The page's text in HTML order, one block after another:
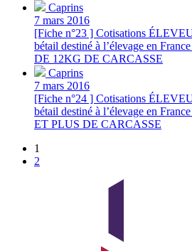
Caprins
7 mars 2016
[Fiche n°23 ] Cotisations
bétail destiné à l’élevage en
DE 12KG DE CARCASSE
Caprins
7 mars 2016
[Fiche n°24 ] Cotisations
bétail destiné à l’élevage en
ET PLUS DE CARCASSE
1
2